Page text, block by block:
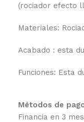
(rociador efecto
Materiales:
Acabado : esta
Funciones: Esta
Métodos de
Financia en 3